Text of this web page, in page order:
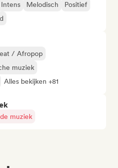
Intens Melodisch
Positief
/ Afropop
muziek
Alles bekijken +81
muziek